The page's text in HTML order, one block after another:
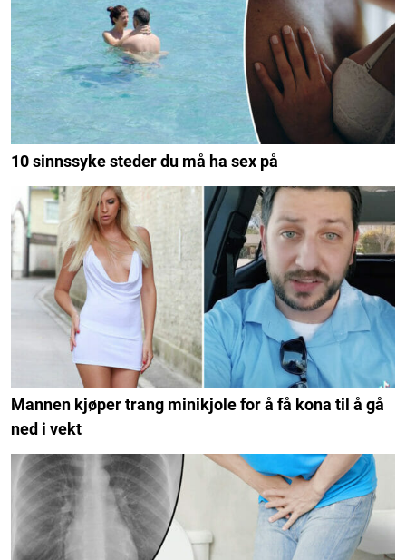
10 sinnssyke steder du må ha sex på
Mannen kjøper trang minikjole for å få kona til å gå
ned i vekt